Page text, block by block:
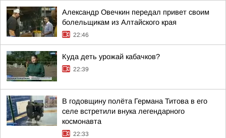
Александр Овечкин передал привет своим
болельщикам из Алтайского края
22:46
Куда деть урожай кабачков?
22:39
В годовщину полёта Германа Титова в его
селе встретили внука легендарного
космонавта
22:33